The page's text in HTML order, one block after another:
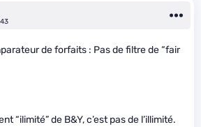
de forfaits : Pas de filtre de “fair
“ilimité” de B&Y, c’est pas de l’illimité.